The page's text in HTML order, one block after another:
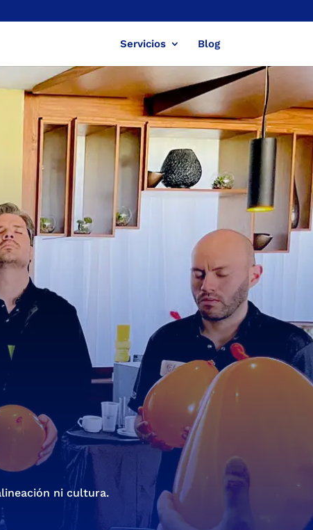
Servicios Blog
ni cultura.